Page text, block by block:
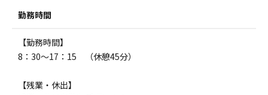
勤務時間
【勤務時間】
8：30～17：15 （休憩45分）
【残業・休出】